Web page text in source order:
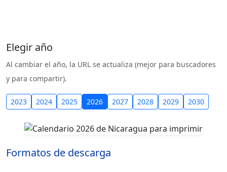
Elegir año
Al cambiar el año, la URL se actualiza (mejor para buscadores
y para compartir).
2023 2024 2025 2026 2027 2028 2029 2030
Formatos de descarga